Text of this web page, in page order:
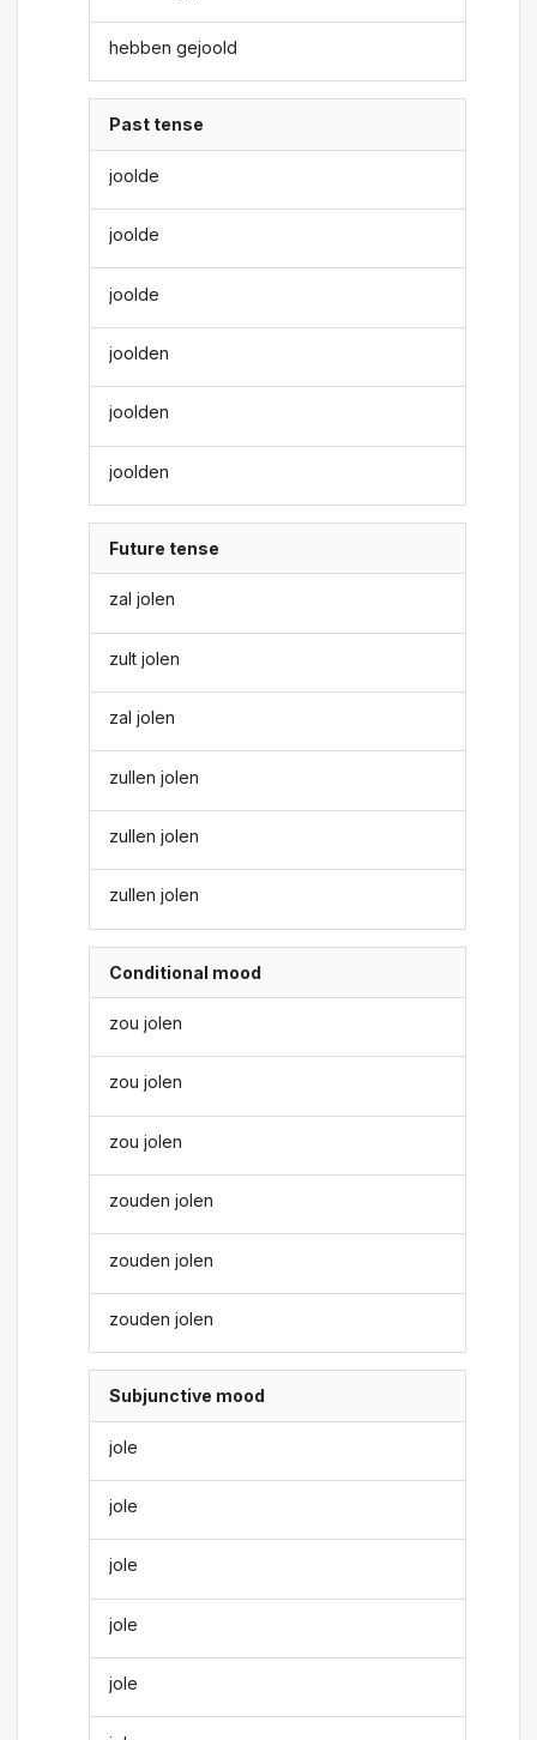
hebben gejoold
Past tense
joolde
joolde
joolde
joolden
joolden
joolden
Future tense
zal jolen
zult jolen
zal jolen
zullen jolen
zullen jolen
zullen jolen
Conditional mood
zou jolen
zou jolen
zou jolen
zouden jolen
zouden jolen
zouden jolen
Subjunctive mood
jole
jole
jole
jole
jole